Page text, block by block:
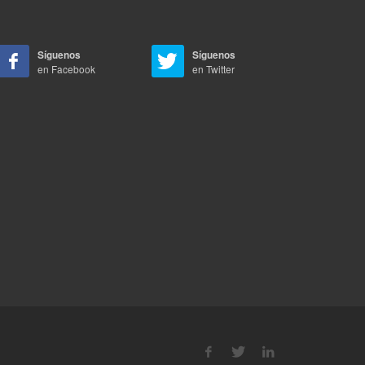
Síguenos
en Facebook
Síguenos
en Twitter